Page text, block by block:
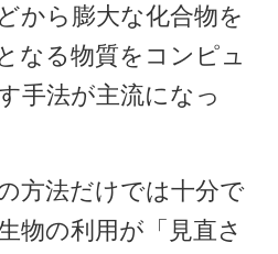
から膨大な化合物を
なる物質をコンピュ
手法が主流になっ
方法だけでは十分で
物の利用が「見直さ